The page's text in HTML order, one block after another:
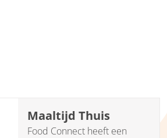
Maaltijd Thuis
Food Connect heeft een